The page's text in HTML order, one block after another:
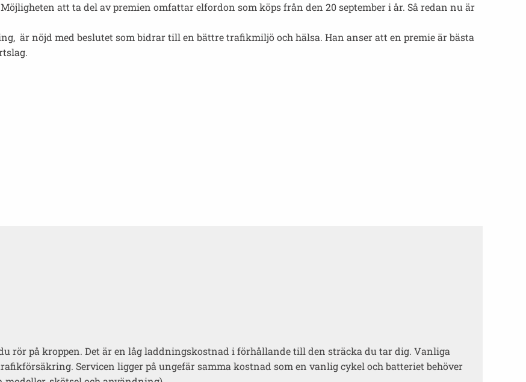
att ta del av premien omfattar elfordon som köps från den 20 september i år. Så redan nu är
är nöjd med beslutet som bidrar till en bättre trafikmiljö och hälsa. Han anser att en premie är bästa
rör på kroppen. Det är en låg laddningskostnad i förhållande till den sträcka du tar dig. Vanliga
Servicen ligger på ungefär samma kostnad som en vanlig cykel och batteriet behöver